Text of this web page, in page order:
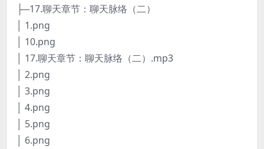
├─17.聊天章节：聊天脉络（二）
│ 1.png
│ 10.png
│ 17.聊天章节：聊天脉络（二）.mp3
│ 2.png
│ 3.png
│ 4.png
│ 5.png
│ 6.png